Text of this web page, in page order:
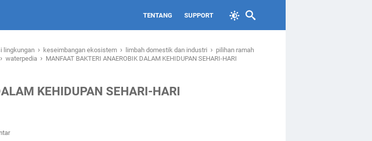
TENTANG SUPPORT
lingkungan › keseimbangan ekosistem › limbah domestik dan industri › pilihan ramah
› waterpedia › MANFAAT BAKTERI ANAEROBIK DALAM KEHIDUPAN SEHARI-HARI
KEHIDUPAN SEHARI-HARI